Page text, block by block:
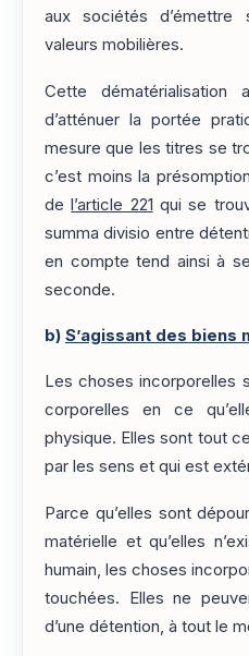
aux sociétés
valeurs mobilières.
Cette
d’atténuer la portée
mesure que les titres se
c’est moins la
del’article 221 qui se
summa divisio entre
en compte tend ainsi à
seconde.
b) S’agissant des biens
Les choses incorporelles
corporelles en ce
physique. Elles sont tout
par les sens et qui est
Parce qu’elles sont
matérielle et qu’elles
humain, les choses
touchées. Elles ne
d’une détention, à tout le